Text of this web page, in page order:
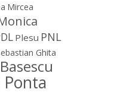
Mircea
Plesu PNL
Ghita